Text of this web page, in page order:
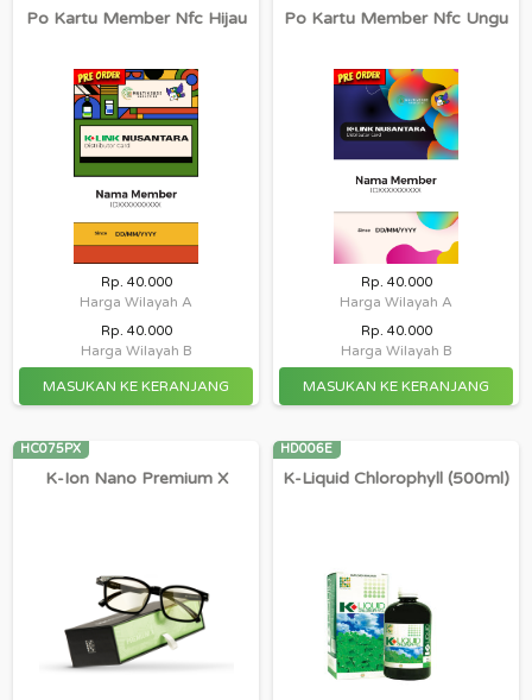
Po Kartu Member Nfc Hijau
Rp. 40.000
Harga Wilayah A
Rp. 40.000
Harga Wilayah B
Po Kartu Member Nfc Ungu
Rp. 40.000
Harga Wilayah A
Rp. 40.000
Harga Wilayah B
K-Ion Nano Premium X
HC075PX
K-Liquid Chlorophyll (500ml)
HD006E